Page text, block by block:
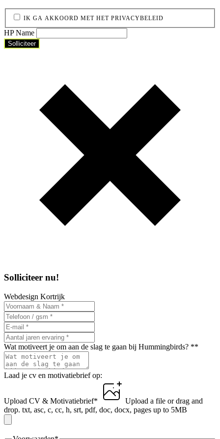
IK GA AKKOORD MET HET PRIVACYBELEID
HP Name
Solliciteer
Solliciteer nu!
Webdesign Kortrijk
Wat motiveert je om aan de slag te gaan bij Hummingbirds? **
Laad je cv en motivatiebrief op:
Upload CV & Motivatiebrief* Upload a file or drag and
drop. txt, asc, c, cc, h, srt, pdf, doc, docx, pages up to 5MB